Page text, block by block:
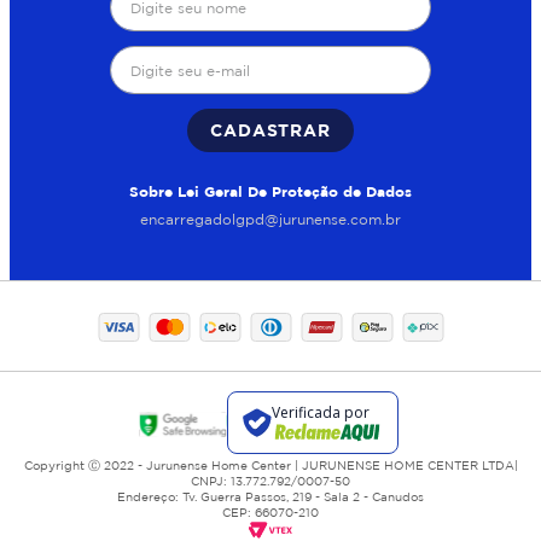
reservatórios em níveis baixos, esse tipo de equipamento
se torna essencial para manter o desempenho da rede
Motobomba periférica em
aplicações residenciais
A motobomba periférica é indicada para o transporte de
água limpa com boa pressão em distâncias menores. É
pequenos comércios.
Bomba submersa 1 cavalo
para captação em
profundidade
A bomba submersa 1 cavalo é utilizada em poços e
CADASTRAR
Sobre Lei Geral De Proteção de Dados
encarregadolgpd@jurunense.com.br
Copyright Ⓒ 2022 - Jurunense Home Center | JURUNENSE HOME CENTER LTDA|
CNPJ: 13.772.792/0007-50
Endereço: Tv. Guerra Passos, 219 - Sala 2 - Canudos
CEP: 66070-210